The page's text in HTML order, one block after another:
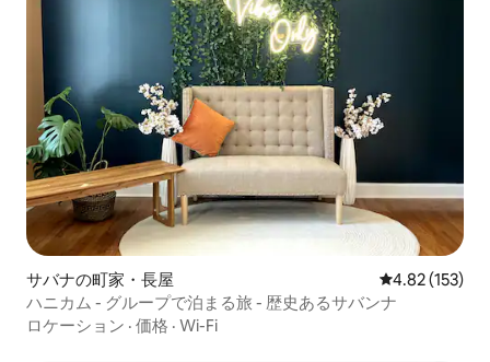
サバナの町家・長屋 レビュー153
4.82 (153)
ハニカム - グループで泊まる旅 - 歴史あるサバンナ
ロケーション · 価格 · Wi-Fi